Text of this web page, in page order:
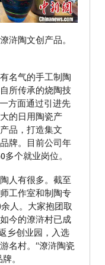
浒陶文创产品。
名气的手工制陶
所传承的烧陶技
方面通过引进先
的日用陶瓷产
品，打造集文
牌。目前公司年
个就业岗位。
人有很多。截至
工作室和制陶专
人。大家抱团取
今的潦浒村已成
乡创业园，入选
名村。“潦浒陶瓷
。